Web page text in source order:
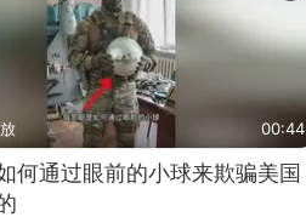
00:44
何通过眼前的小球来欺骗美国